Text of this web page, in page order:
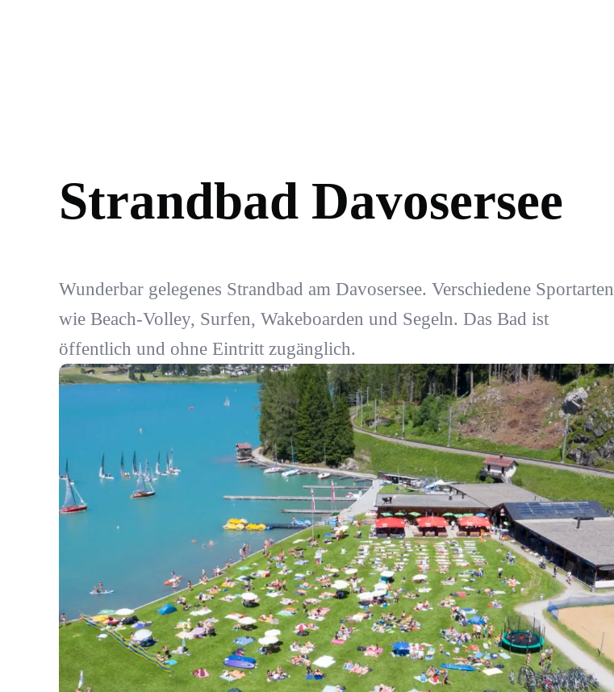
Strandbad Davosersee
Wunderbar gelegenes Strandbad am Davosersee. Verschiedene Sportarten
wie Beach-Volley, Surfen, Wakeboarden und Segeln. Das Bad ist
öffentlich und ohne Eintritt zugänglich.